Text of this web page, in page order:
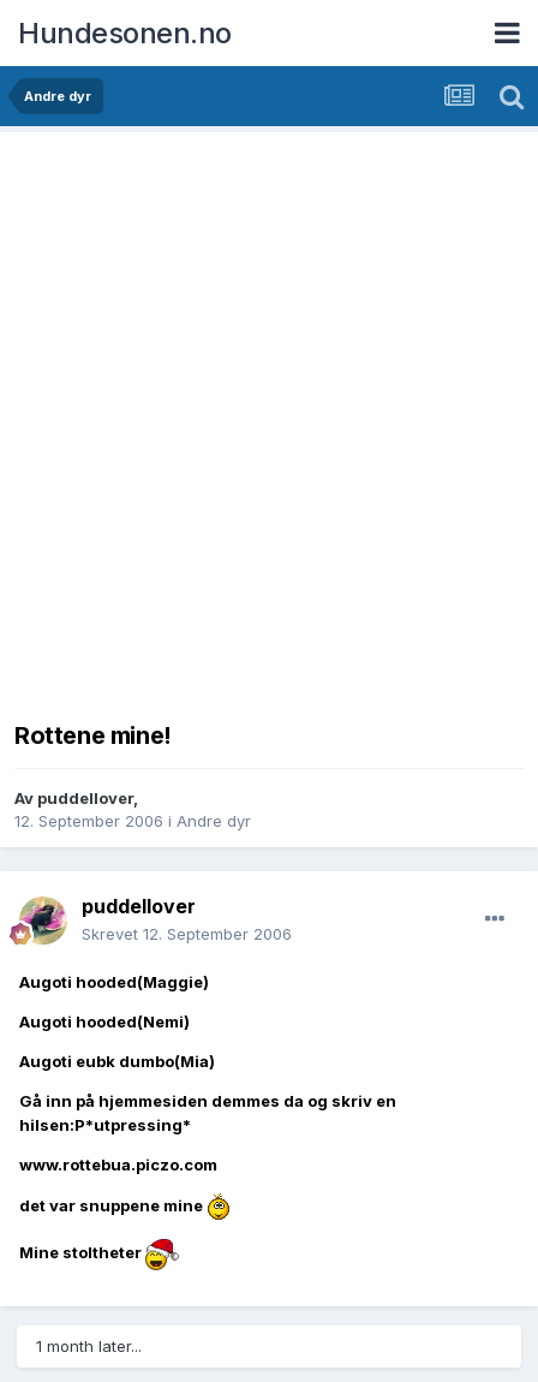
Hundesonen.no
Andre dyr
Rottene mine!
Av puddellover,
12. September 2006 i Andre dyr
puddellover
Skrevet 12. September 2006
Augoti hooded(Maggie)
Augoti hooded(Nemi)
Augoti eubk dumbo(Mia)
Gå inn på hjemmesiden demmes da og skriv en
hilsen:P*utpressing*
www.rottebua.piczo.com
det var snuppene mine
Mine stoltheter
1 month later...